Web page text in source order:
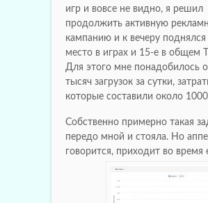
игр и вовсе не видно, я решил
продолжить активную
кампанию и к вечеру поднялся
место в играх и 15-е в общем
Для этого мне понадобилось
тысяч загрузок за сутки,
которые составили около
Собственно примерно такая
передо мной и стояла. Но
говорится, приходит во время